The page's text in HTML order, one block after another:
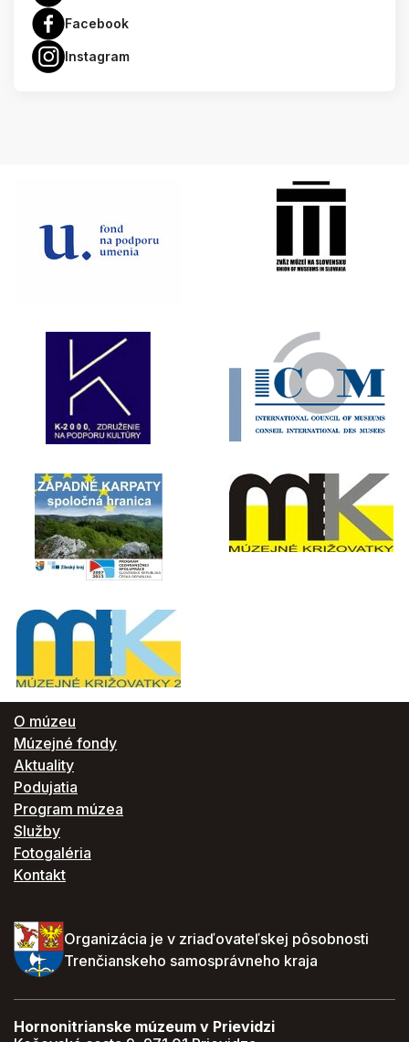
Facebook
Instagram
O múzeu
Múzejné fondy
Aktuality
Podujatia
Program múzea
Služby
Fotogaléria
Kontakt
Organizácia je v zriaďovateľskej pôsobnosti
Trenčianskeho samosprávneho kraja
Hornonitrianske múzeum v Prievidzi